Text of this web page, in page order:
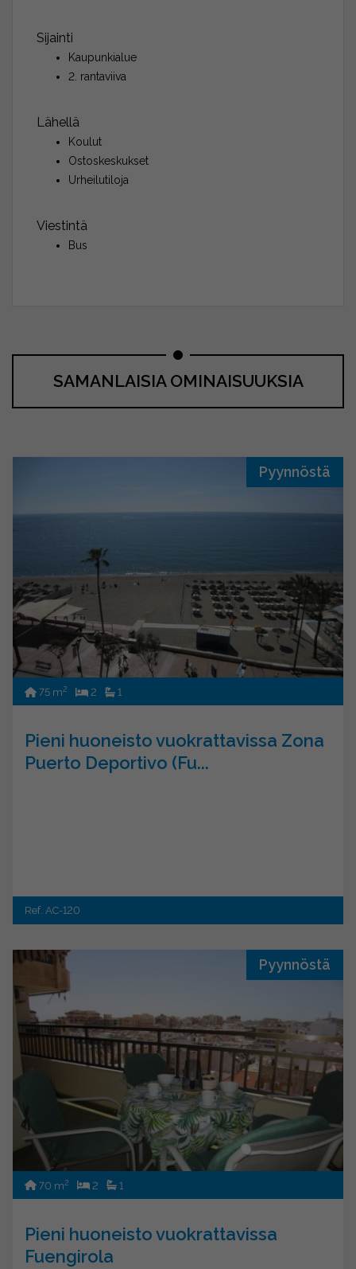
Sijainti
Kaupunkialue
2. rantaviiva
Lähellä
Koulut
Ostoskeskukset
Urheilutiloja
Viestintä
Bus
SAMANLAISIA OMINAISUUKSIA
Pyynnöstä
75 m2 2 1
Pieni huoneisto vuokrattavissa Zona
Puerto Deportivo (Fu...
Ref. AC-120
Pyynnöstä
70 m2 2 1
Pieni huoneisto vuokrattavissa
Fuengirola